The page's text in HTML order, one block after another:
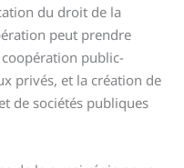
du droit de la
peut prendre
public-
privés, et la création de
de sociétés publiques